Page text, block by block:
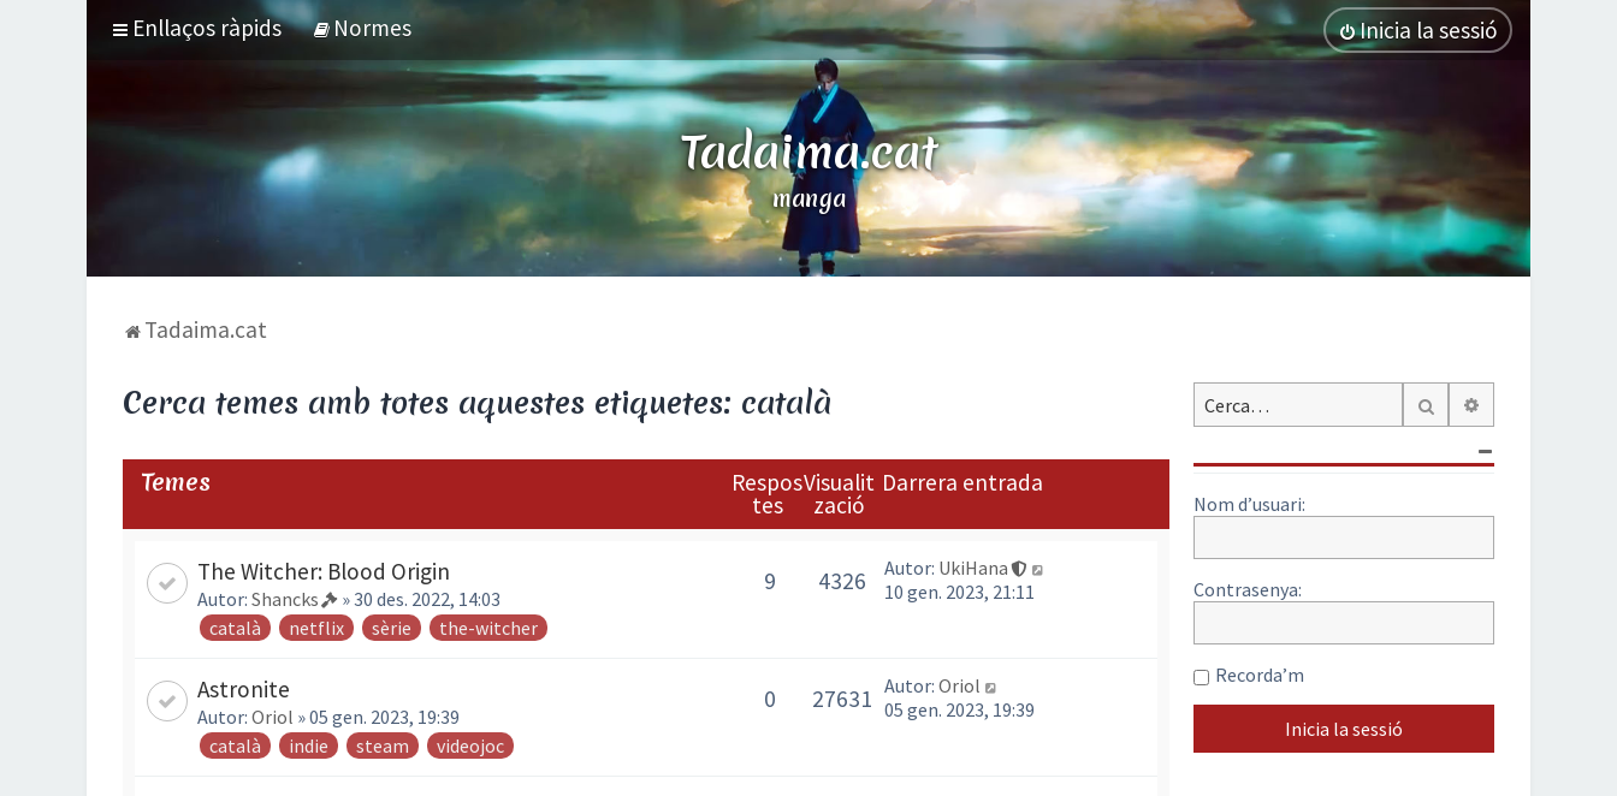
Enllaços ràpids Normes Inicia la sessió
Tadaima.cat
manga
Tadaima.cat
Cerca temes amb totes aquestes etiquetes: català
Temes Respos
tes
Visualit
zació
Darrera entrada
The Witcher: Blood Origin
Autor: Shancks
» 30 des. 2022, 14:03
català
netflix sèrie the-witcher
9 4326 Autor: UkiHana
10 gen. 2023, 21:11
Astronite
Autor: Oriol » 05 gen. 2023, 19:39
català
indie steam videojoc
0 27631 Autor: Oriol
05 gen. 2023, 19:39
Cerca
Nom d’usuari:
Contrasenya:
Recorda’m